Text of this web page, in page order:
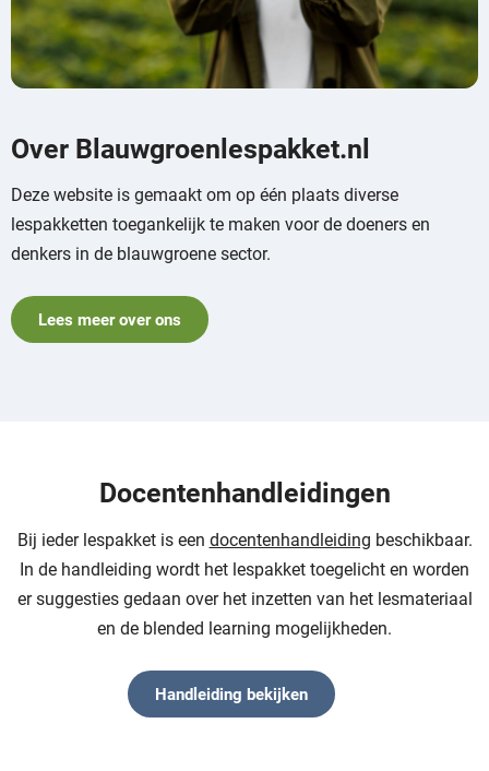
Over Blauwgroenlespakket.nl
Deze website is gemaakt om op één plaats diverse
lespakketten toegankelijk te maken voor de doeners en
denkers in de blauwgroene sector.
Lees meer over ons
Docentenhandleidingen
Bij ieder lespakket is een docentenhandleiding beschikbaar.
In de handleiding wordt het lespakket toegelicht en worden
er suggesties gedaan over het inzetten van het lesmateriaal
en de blended learning mogelijkheden.
Handleiding bekijken